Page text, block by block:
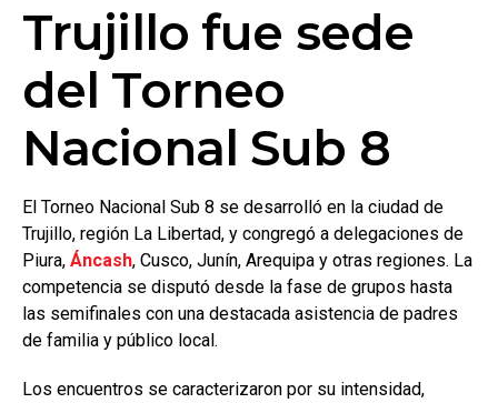
Trujillo fue sede
del Torneo
Nacional Sub 8
El Torneo Nacional Sub 8 se desarrolló en la ciudad de
Trujillo, región La Libertad, y congregó a delegaciones de
Piura, Áncash, Cusco, Junín, Arequipa y otras regiones. La
competencia se disputó desde la fase de grupos hasta
las semifinales con una destacada asistencia de padres
de familia y público local.
Los encuentros se caracterizaron por su intensidad,